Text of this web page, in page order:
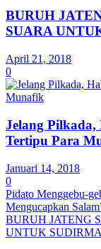
BURUH
SUARA
April 21, 2018
0
Jelang Pilkada,
Tertipu Para
Januari 14, 2018
0
Pidato Menggebu-
Mengucapkan
BURUH JATENG
UNTUK